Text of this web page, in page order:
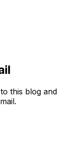
this blog and